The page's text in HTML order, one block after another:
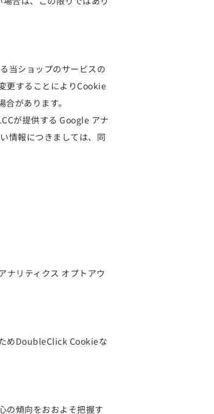
当ショップのサービスの
更することによりCookie
があります。
が提供する Google アナ
情報につきましては、同
ナリティクス オプトアウ
めDoubleClick Cookieな
の傾向をおおよそ把握す